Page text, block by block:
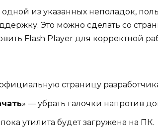
из указанных неполадок,
Это можно сделать со
Flash Player для корректной
страницу
» — убрать галочки напротив
утилита будет загружена на ПК.